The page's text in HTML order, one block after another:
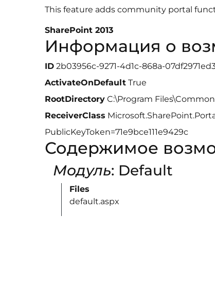
This feature adds community portal
SharePoint 2013
Информация о
ID 2b03956c-9271-4d1c-868a-
ActivateOnDefault True
RootDirectory C:\Program
ReceiverClass
PublicKeyToken=71e9bce111e9429c
Содержимое
Модуль: Default
Files
default.aspx